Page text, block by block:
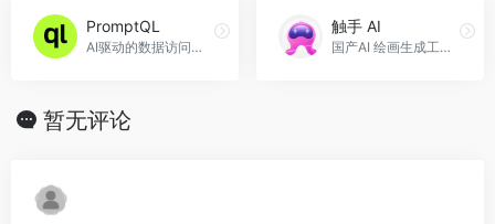
PromptQL
AI驱动的数据访问工具，提升私有数据的智能检索效率。
触手 AI
国产AI 绘画生成工具平台，触手 AI官网入口网址
暂无评论